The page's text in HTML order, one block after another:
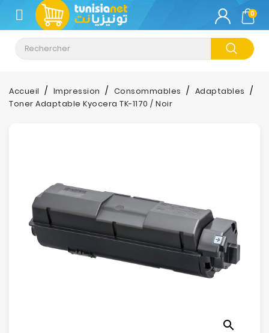
CATÉGORIE
Climatisation
Informatique
Stockage
TV-
0
Accueil Impression Consommables
Adaptables
Toner Adaptable Kyocera TK-1170 / Noir
search